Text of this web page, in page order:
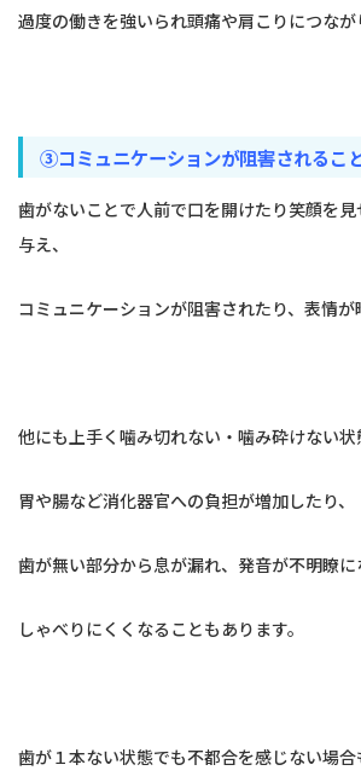
過度の働きを強いられ頭痛や肩こりにつなが
③コミュニケーションが阻害されるこ
歯がないことで人前で口を開けたり笑顔を
与え、
コミュニケーションが阻害されたり、表情が
他にも上手く噛み切れない・噛み砕けない状
胃や腸など消化器官への負担が増加したり、
歯が無い部分から息が漏れ、発音が不明瞭に
しゃべりにくくなることもあります。
歯が１本ない状態でも不都合を感じない場合